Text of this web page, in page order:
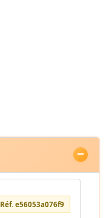
Réf. e56053a076f9